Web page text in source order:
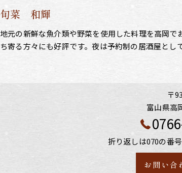
旬菜 和輝
地元の新鮮な魚介類や野菜を使用した料理を高岡
ち寄る方々にも好評です。夜は予約制の居酒屋とし
〒
富山県高
折り返しは070の番
お問い合